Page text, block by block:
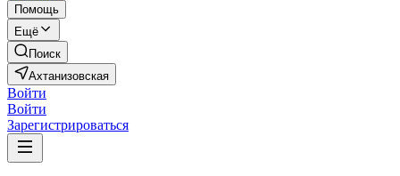
Помощь
Ещё
Поиск
Ахтанизовская
Войти
Войти
Зарегистрироваться